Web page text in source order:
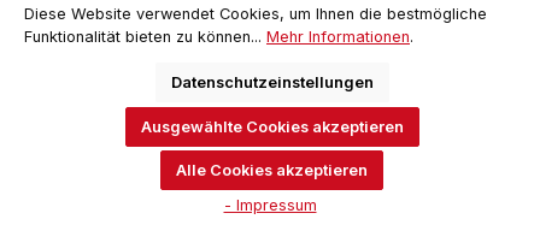
Alle Preise inkl. gesetzl. Mehrwertsteuer zzgl.Versandkosten
Nachnahmegebühren, wenn nicht anders angegeben.
© 2026 Software-Pyramide - Alle Rechte vorbehalten. Theme by
ThemeWare®
Diese Website verwendet Cookies, um Ihnen die bestmögliche
Funktionalität bieten zu können... Mehr Informationen.
Datenschutzeinstellungen
Ausgewählte Cookies akzeptieren
Alle Cookies akzeptieren
- Impressum